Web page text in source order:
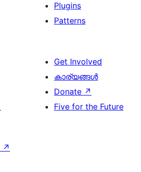
Plugins
Patterns
Get Involved
കാര്യങ്ങള്‍
Donate ↗
Five for the Future
↗